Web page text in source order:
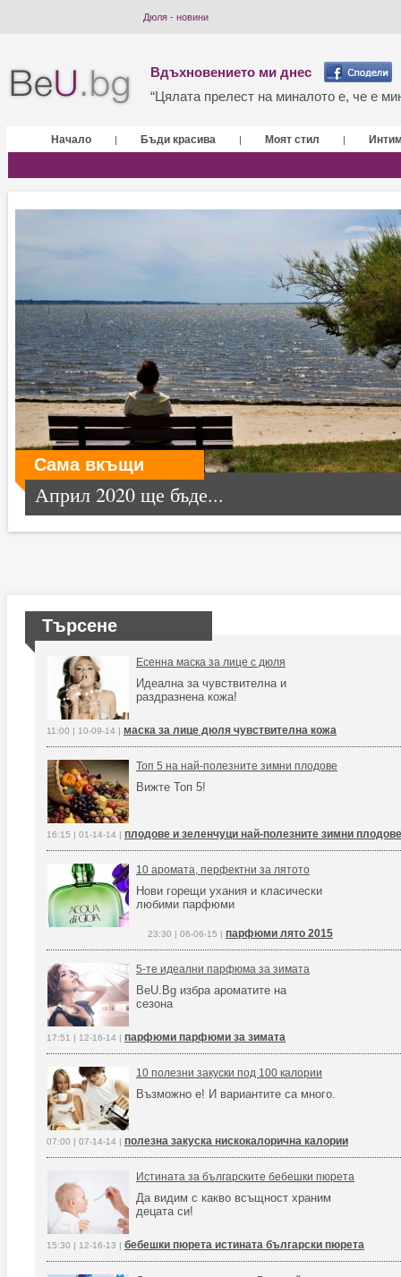
Дюля - новини
Вдъхновението ми днес
“Цялата прелест на миналото е, че е
Начало | Бъди красива | Моят стил |
Сама вкъщи
Април 2020 ще бъде...
Търсене
Есенна маска за лице с дюля
Идеална за чувствителна и
раздразнена кожа!
11:00 | 10-09-14 | маска за лице дюля чувствителна кожа
Топ 5 на най-полезните зимни плодове
Вижте Топ 5!
16:15 | 01-14-14 | плодове и зеленчуци най-полезните зимни
10 аромата, перфектни за лятото
Нови горещи ухания и класически
любими парфюми
23:30 | 06-06-15 | парфюми лято 2015
5-те идеални парфюма за зимата
BeU.Bg избра ароматите на
сезона
17:51 | 12-16-14 | парфюми парфюми за зимата
10 полезни закуски под 100 калории
Възможно е! И вариантите са много.
07:00 | 07-14-14 | полезна закуска нискокалорична калории
Истината за българските бебешки пюрета
Да видим с какво всъщност храним
децата си!
15:30 | 12-16-13 | бебешки пюрета истината български пюрета